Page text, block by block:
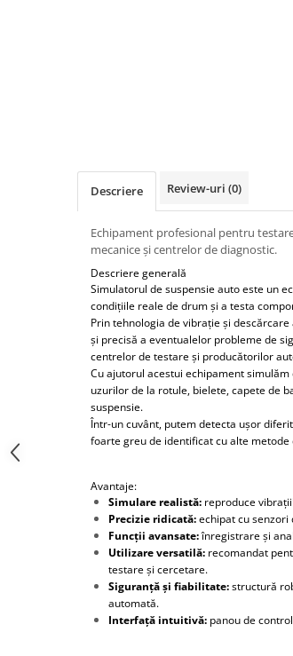
Presa hidraulica stationara
Scule si echipamente spalatorie
Consumabile spalatorii auto
Curatitor cu presiune
Scule spalatorii auto
Scule injectoare
Scule montat, demontat segmenti
Scule pentru fulii, ax came, curele
Scule sistem racire
Scule turbosuflante
Tester compresie
Scule pentru mecanica
Adaptoare, prelungitoare, reductii
si articulatii cardanice
Ciocan, levier, dalti si dornuri
Cleste si set clesti
Prese si extractoare
Descriere Review-uri (0)
Echipament profesional pentru
mecanice și centrelor de diagnostic.
Descriere generală
Simulatorul de suspensie auto este un
condițiile reale de drum și a testa
Prin tehnologia de vibrație și
și precisă a eventualelor probleme de
centrelor de testare și producătorilor
Cu ajutorul acestui echipament
uzurilor de la rotule, bielete, capete de
suspensie.
Într-un cuvânt, putem detecta ușor
foarte greu de identificat cu alte metode
Avantaje:
Simulare realistă: reproduce
Precizie ridicată:echipat cu
Funcții avansate:înregistrare și
Utilizare versatilă: recomandat
testare și cercetare.
Siguranță și fiabilitate:structură
automată.
Interfață intuitivă: panou de